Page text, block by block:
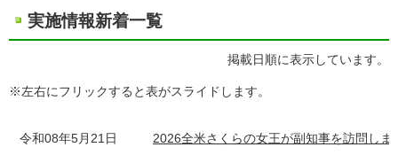
実施情報新着一覧
掲載日順に表示しています。
※左右にフリックすると表がスライドします。
令和08年5月21日 2026全米さくらの女王が副知事を訪問しま